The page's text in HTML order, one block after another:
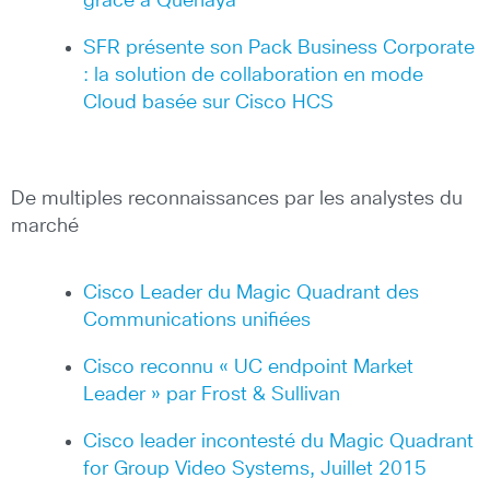
SFR présente son Pack Business Corporate
: la solution de collaboration en mode
Cloud basée sur Cisco HCS
De multiples reconnaissances par les analystes du
marché
Cisco Leader du Magic Quadrant des
Communications unifiées
Cisco reconnu « UC endpoint Market
Leader » par Frost & Sullivan
Cisco leader incontesté du Magic Quadrant
for Group Video Systems, Juillet 2015